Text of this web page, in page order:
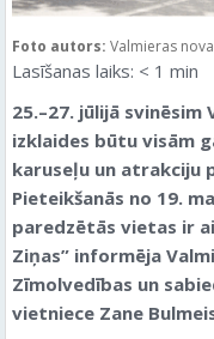
Foto autors: Valmieras
Lasīšanas laiks: < 1 min
25.–27. jūlijā svinēsim
izklaides būtu visām
karuseļu un atrakciju
Pieteikšanās no 19.
paredzētās vietas ir
Ziņas” informēja
Zīmolvedības un
vietniece Zane